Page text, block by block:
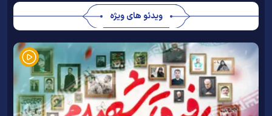
ویدئو های ویژه